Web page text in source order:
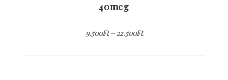
40mcg
9.500Ft–22.500Ft